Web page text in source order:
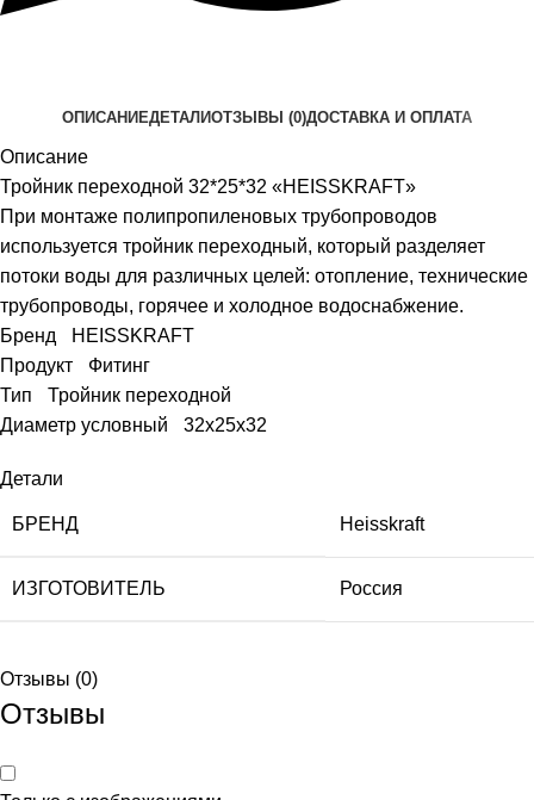
ОПИСАНИЕДЕТАЛИОТЗЫВЫ (0)ДОСТАВКА И ОПЛАТА
Описание
Тройник переходной 32*25*32 «HEISSKRAFT»
При монтаже полипропиленовых трубопроводов
используется тройник переходный, который разделяет
потоки воды для различных целей: отопление, технические
трубопроводы, горячее и холодное водоснабжение.
Бренд HEISSKRAFT
Продукт Фитинг
Тип Тройник переходной
Диаметр условный 32х25х32
Детали
БРЕНД Heisskraft
ИЗГОТОВИТЕЛЬ Россия
Отзывы (0)
Отзывы